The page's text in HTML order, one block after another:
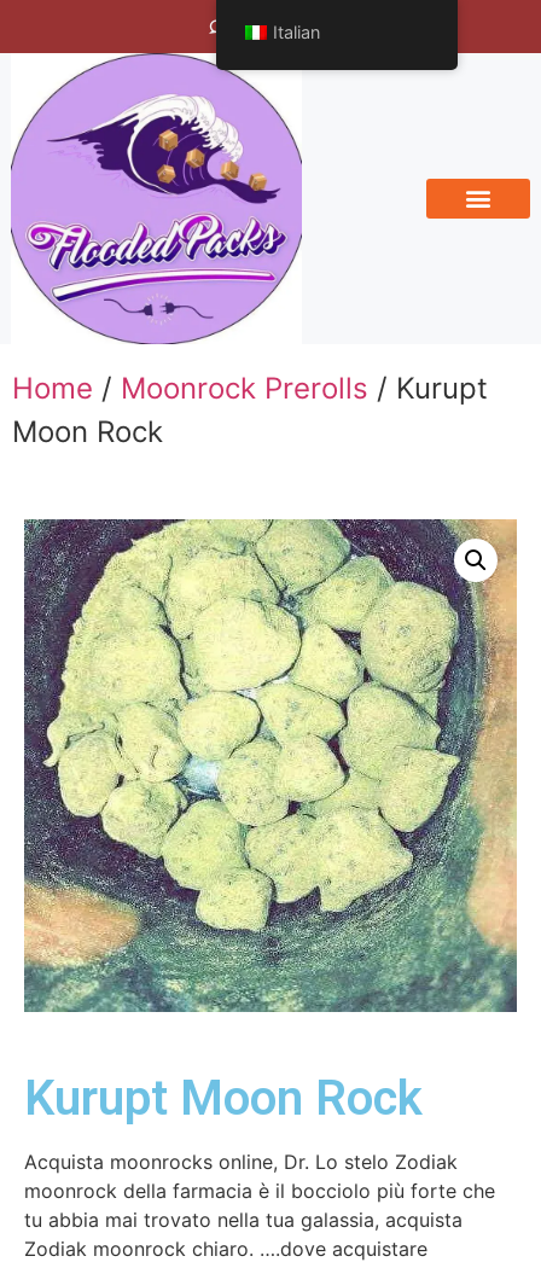
Bengals Vineyard
Home / Moonrock Prerolls / Kurupt
Moon Rock
Kurupt Moon Rock
Acquista moonrocks online, Dr. Lo stelo Zodiak
moonrock della farmacia è il bocciolo più forte che
tu abbia mai trovato nella tua galassia, acquista
Zodiak moonrock chiaro. ….dove acquistare
Italian